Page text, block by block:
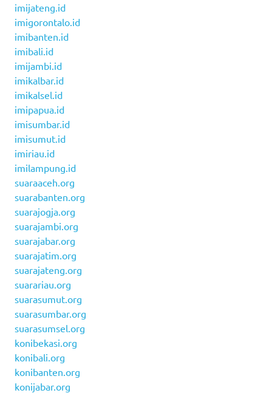
imijateng.id
imigorontalo.id
imibanten.id
imibali.id
imijambi.id
imikalbar.id
imikalsel.id
imipapua.id
imisumbar.id
imisumut.id
imiriau.id
imilampung.id
suaraaceh.org
suarabanten.org
suarajogja.org
suarajambi.org
suarajabar.org
suarajatim.org
suarajateng.org
suarariau.org
suarasumut.org
suarasumbar.org
suarasumsel.org
konibekasi.org
konibali.org
konibanten.org
konijabar.org